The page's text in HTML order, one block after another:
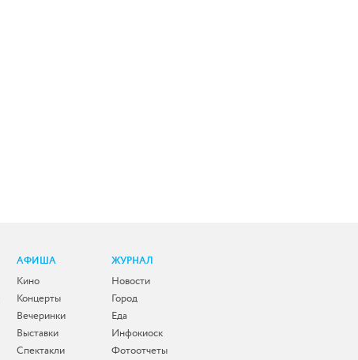
АФИША
Кино
Концерты
Вечеринки
Выставки
Спектакли
ЖУРНАЛ
Новости
Город
Еда
Инфокиоск
Фотоотчеты